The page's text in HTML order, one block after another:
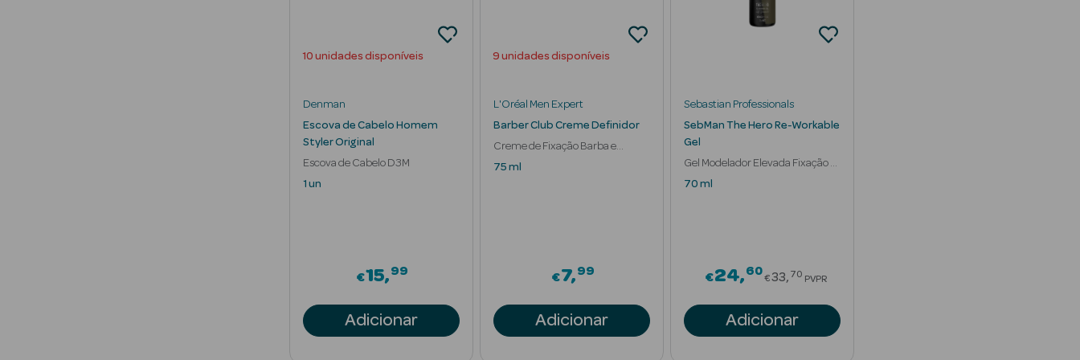
10 unidades disponíveis
Denman
Escova de Cabelo Homem
Styler Original
Escova de Cabelo D3M
1 un
€15 99
Adicionar
9 unidades disponíveis
L'Oréal Men Expert
Barber Club Creme Definidor
Creme de Fixação Barba e
Cabelo
75 ml
€7 99
Adicionar
Sebastian Professionals
SebMan The Hero Re-Workable
Gel
Gel Modelador Elevada Fixação e
Brilho
70 ml
€24 60Price reduced from
€33 70 PVPR
Adicionar